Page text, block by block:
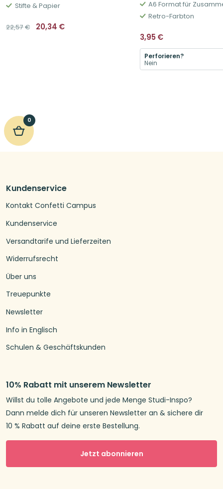
Stifte & Papier
22,57€ Ursprünglicher
Preis
20,34 €
Retro-Farbton
3,95 €
Perforieren?
0
Kundenservice
Kontakt Confetti Campus
Kundenservice
Versandtarife und Lieferzeiten
Widerrufsrecht
Über uns
Treuepunkte
Newsletter
Info in Englisch
Schulen & Geschäftskunden
10% Rabatt mit unserem Newsletter
Willst du tolle Angebote und jede Menge Studi-Inspo?
Dann melde dich für unseren Newsletter an & sichere dir
10 % Rabatt auf deine erste Bestellung.
Jetzt abonnieren